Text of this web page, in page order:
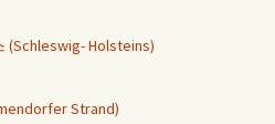
Holsteins)
Strand)